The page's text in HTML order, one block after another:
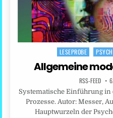
Posted
LESEPROBE
Allgemeine
RSS-FEED
Systematische Einführung
Prozesse. Autor: Messer,
Hauptwurzeln der